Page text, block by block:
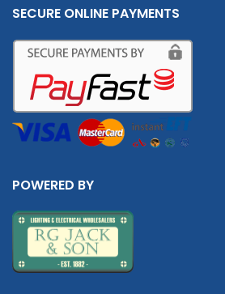
SECURE ONLINE PAYMENTS
POWERED BY